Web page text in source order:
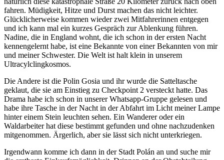
fahren. Müdigkeit, Hitze und Durst machen das nicht leichter.
Glücklicherweise kommen wieder zwei Mitfahrerinnen entgegen
und ich kann mal ein kurzes Gespräch zur Ablenkung führen.
Nadine, die in England wohnt, die ich schon in der ersten Nacht
kennengelernt habe, ist eine Bekannte von einer Bekannten von mir
und meiner Schwester. Die Welt ist halt klein in unserem
Ultracylclingkosmos.
Die Andere ist die Polin Gosia und ihr wurde die Satteltasche
geklaut, die sie am Einstieg zu Checkpoint 2 versteckt hatte. Das
Drama habe ich schon in unserer Whatsapp-Gruppe gelesen und
habe ihre Tasche in der Nacht in der Abfahrt im Licht meiner Lampe
hinter einem Stein leuchten sehen. Ein Wanderer oder ein
Waldarbeiter hat diese bestimmt gefunden und ohne nachzudenken
mitgenommen. Ärgerlich, aber sie lässt sich nicht unterkriegen.
Irgendwann komme ich dann in der Stadt Polán an und suche mir